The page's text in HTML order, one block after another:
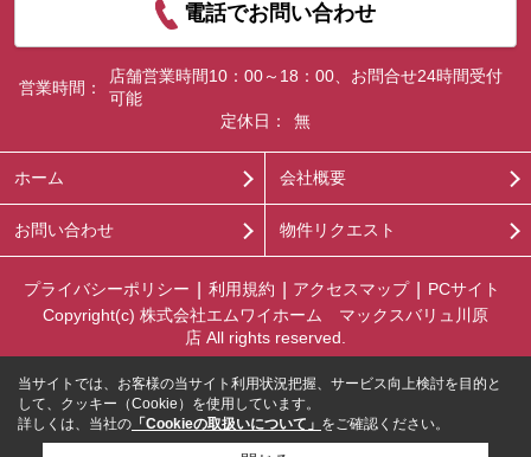
電話でお問い合わせ
営業時間：
店舗営業時間10：00～18：00、お問合せ24時間受付
可能
定休日：
無
ホーム 会社概要
お問い合わせ 物件リクエスト
プライバシーポリシー 利用規約 アクセスマップ
PCサイト
Copyright(c) 株式会社エムワイホーム マックスバリュ川原
店 All rights reserved.
当サイトでは、お客様の当サイト利用状況把握、サービス向上検討を目的と
して、クッキー（Cookie）を使用しています。
詳しくは、当社の 「Cookieの取扱いについて」 をご確認ください。